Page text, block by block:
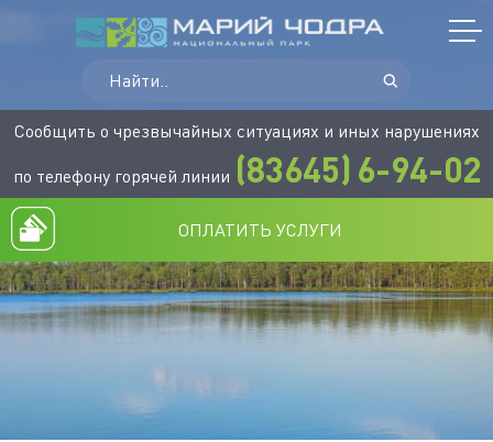
Сообщить о чрезвычайных ситуациях и иных нарушениях
по телефону горячей линии (83645) 6-94-02
ОПЛАТИТЬ УСЛУГИ